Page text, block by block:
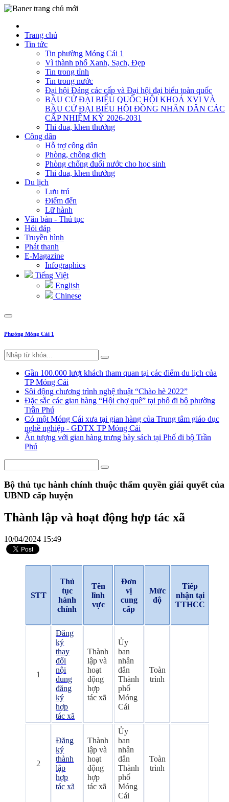
Trang chủ
Tin tức
Tin phường Móng Cái 1
Vì thành phố Xanh, Sạch, Đẹp
Tin trong tỉnh
Tin trong nước
Đại hội Đảng các cấp và Đại hội đại biểu toàn quốc
BẦU CỬ ĐẠI BIỂU QUỐC HỘI KHOÁ XVI VÀ
BẦU CỬ ĐẠI BIỂU HỘI ĐỒNG NHÂN DÂN CÁC
CẤP NHIỆM KỲ 2026-2031
Thi đua, khen thưởng
Công dân
Hỗ trợ công dân
Phòng, chống dịch
Phòng chống đuối nước cho học sinh
Thi đua, khen thưởng
Du lịch
Lưu trú
Điểm đến
Lữ hành
Văn bản - Thủ tục
Hỏi đáp
Truyền hình
Phát thanh
E-Magazine
Infographics
Tiếng Việt
English
Chinese
Phường Móng Cái 1
Gần 100.000 lượt khách tham quan tại các điểm du lịch của
TP Móng Cái
Sôi động chương trình nghệ thuật “Chào hè 2022”
Đặc sắc các gian hàng “Hội chợ quê” tại phố đi bộ phường
Trần Phú
Có một Móng Cái xưa tại gian hàng của Trung tâm giáo dục
nghề nghiệp - GDTX TP Móng Cái
Ấn tượng với gian hàng trưng bày sách tại Phố đi bộ Trần
Phú
Bộ thủ tục hành chính thuộc thẩm quyền giải quyết của
UBND cấp huyện
Thành lập và hoạt động hợp tác xã
10/04/2024 15:49
STT
Thủ
tục
hành
chính
Tên
lĩnh
vực
Đơn
vị
cung
cấp
Mức
độ
Tiếp
nhận tại
TTHCC
1
Đăng
ký
thay
đổi
nội
dung
đăng
ký
hợp
tác xã
Thành
lập và
hoạt
động
hợp
tác xã
Ủy
ban
nhân
dân
Thành
phố
Móng
Cái
Toàn
trình
2
Đăng
ký
thành
lập
hợp
tác xã
Thành
lập và
hoạt
động
hợp
tác xã
Ủy
ban
nhân
dân
Thành
phố
Móng
Cái
Toàn
trình